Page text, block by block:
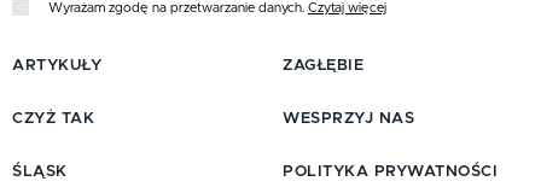
Wyrażam zgodę na przetwarzanie danych. Czytaj więcej
ARTYKUŁY
CZYŻ TAK
ŚLĄSK
ZAGŁĘBIE
WESPRZYJ NAS
POLITYKA PRYWATNOŚCI